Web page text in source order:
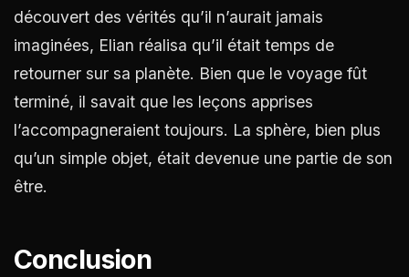
découvert des vérités qu’il n’aurait jamais
imaginées, Elian réalisa qu’il était temps de
retourner sur sa planète. Bien que le voyage fût
terminé, il savait que les leçons apprises
l’accompagneraient toujours. La sphère, bien plus
qu’un simple objet, était devenue une partie de son
être.
Conclusion